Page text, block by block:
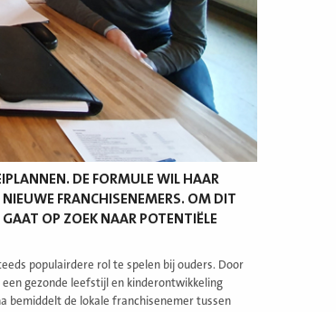
DE FORMULE WIL HAAR
FRANCHISENEMERS. OM DIT
OP ZOEK NAAR POTENTIËLE
populairdere rol te spelen bij ouders. Door
gezonde leefstijl en kinderontwikkeling
bemiddelt de lokale franchisenemer tussen